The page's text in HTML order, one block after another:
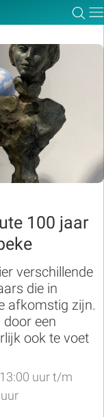
100 jaar
verschillende
die in
afkomstig zijn.
een
ook te voet
uur t/m